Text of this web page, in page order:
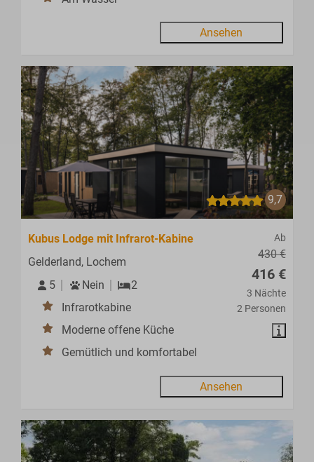
Ansehen
9,7
Ab
430 €
416 €
3 Nächte
2 Personen
Kubus Lodge mit Infrarot-Kabine
Gelderland, Lochem
5
Nein
2
Infrarotkabine
Moderne offene Küche
Gemütlich und komfortabel
Ansehen